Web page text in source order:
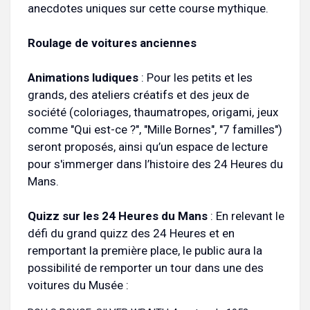
anecdotes uniques sur cette course mythique.
Roulage de voitures anciennes
Animations ludiques : Pour les petits et les
grands, des ateliers créatifs et des jeux de
société (coloriages, thaumatropes, origami, jeux
comme "Qui est-ce ?", "Mille Bornes", "7 familles")
seront proposés, ainsi qu’un espace de lecture
pour s'immerger dans l’histoire des 24 Heures du
Mans.
Quizz sur les 24 Heures du Mans : En relevant le
défi du grand quizz des 24 Heures et en
remportant la première place, le public aura la
possibilité de remporter un tour dans une des
voitures du Musée :